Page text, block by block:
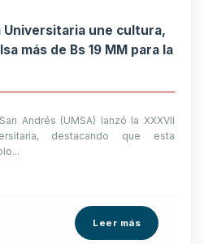
Universitaria une cultura,
más de Bs 19 MM para la
Andrés (UMSA) lanzó la XXXVII
destacando que esta
Leer más